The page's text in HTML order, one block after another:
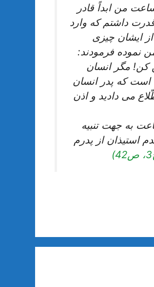
من ابداً قادر
داشتم كه وارد
ايشان چيزى
نموده فرمودند:
كن! مگر انسان
است كه پدر انسان
مى‏ داديد و اذن
به جهت تنبيه
استيذان از پدرم